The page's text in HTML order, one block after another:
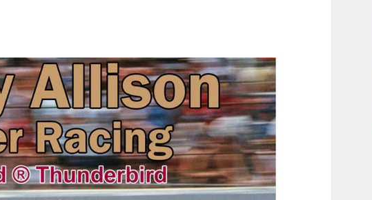
ボルボ
キャデラック
シボレー
ジープ
テスラ
ヒョンデ
BYD
その他
レクサス トヨタ
日産
ホンダ
スバル
マツダ